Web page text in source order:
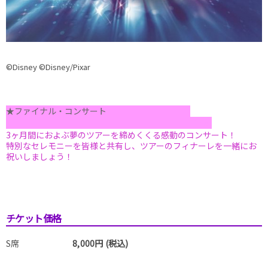
©Disney ©Disney/Pixar
★ファイナル・コンサート
3ヶ月間におよぶ夢のツアーを締めくくる感動のコンサート！
特別なセレモニーを皆様と共有し、ツアーのフィナーレを一緒にお
祝いしましょう！
チケット価格
S席
8,000円 (税込)